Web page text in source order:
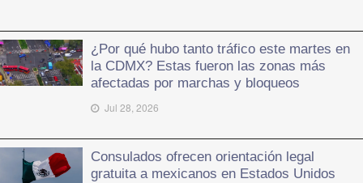
¿Por qué hubo tanto tráfico este martes en
la CDMX? Estas fueron las zonas más
afectadas por marchas y bloqueos
Jul 28, 2026
Consulados ofrecen orientación legal
gratuita a mexicanos en Estados Unidos